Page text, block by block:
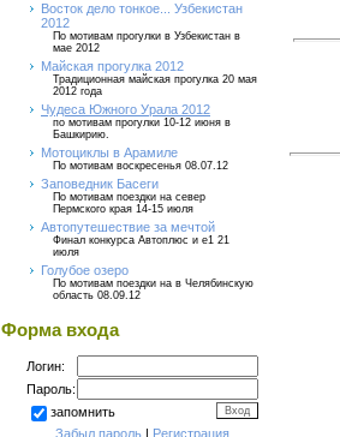
Восток дело тонкое... Узбекистан
2012
По мотивам прогулки в Узбекистан в
мае 2012
Майская прогулка 2012
Традиционная майская прогулка 20 мая
2012 года
Чудеса Южного Урала 2012
по мотивам прогулки 10-12 июня в
Башкирию.
Мотоциклы в Арамиле
По мотивам воскресенья 08.07.12
Заповедник Басеги
По мотивам поездки на север
Пермского края 14-15 июля
Автопутешествие за мечтой
Финал конкурса Автоплюс и е1 21
июля
Голубое озеро
По мотивам поездки на в Челябинскую
область 08.09.12
Форма входа
Логин:
Пароль:
запомнить
Забыл пароль | Регистрация